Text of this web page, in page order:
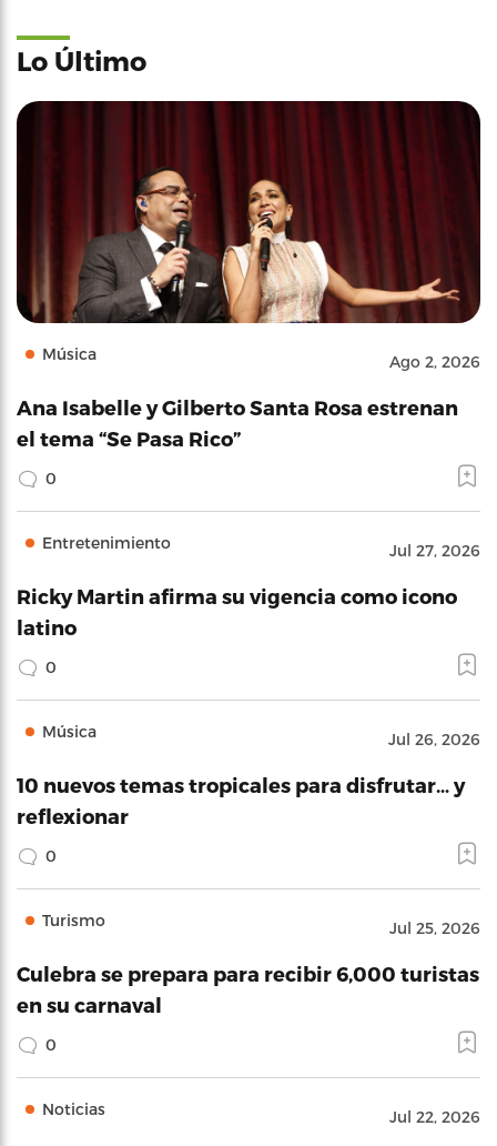
Lo Último
Música Ago 2, 2026
Ana Isabelle y Gilberto Santa Rosa estrenan
el tema “Se Pasa Rico”
0
Entretenimiento Jul 27, 2026
Ricky Martin afirma su vigencia como icono
latino
0
Música Jul 26, 2026
10 nuevos temas tropicales para disfrutar… y
reflexionar
0
Turismo Jul 25, 2026
Culebra se prepara para recibir 6,000 turistas
en su carnaval
0
Noticias Jul 22, 2026